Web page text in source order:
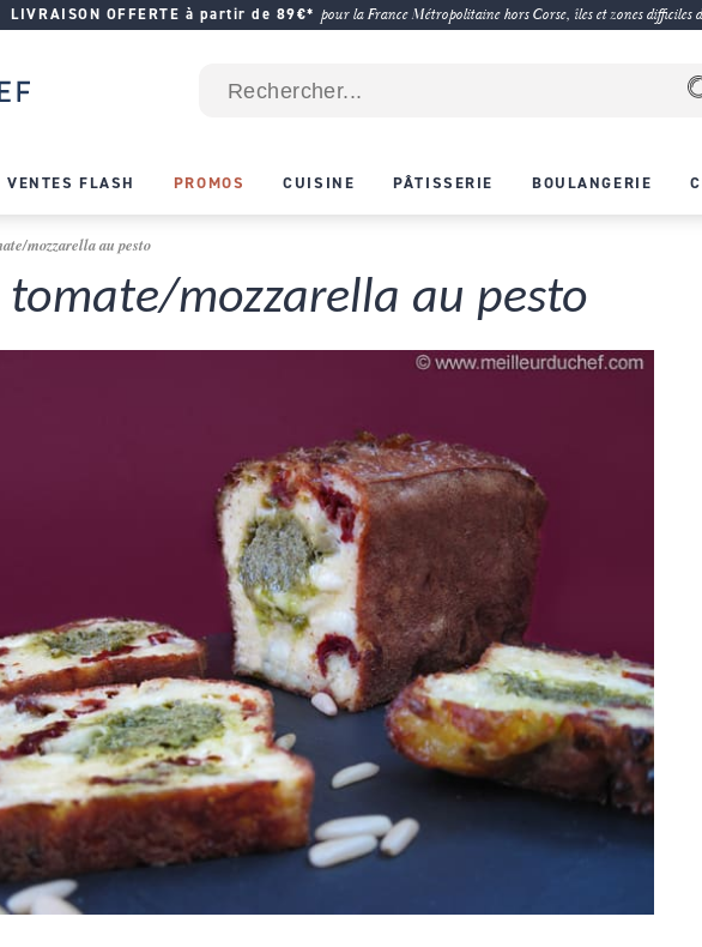
LIVRAISON OFFERTE à partir de 89€* pour la France Métropolitaine hors Corse, îles et zones difficiles
VENTES FLASH PROMOS CUISINE PÂTISSERIE BOULANGERIE
mozzarella au pesto
tomate/mozzarella au pesto